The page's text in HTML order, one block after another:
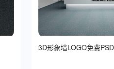
3D形象墙LOGO免费